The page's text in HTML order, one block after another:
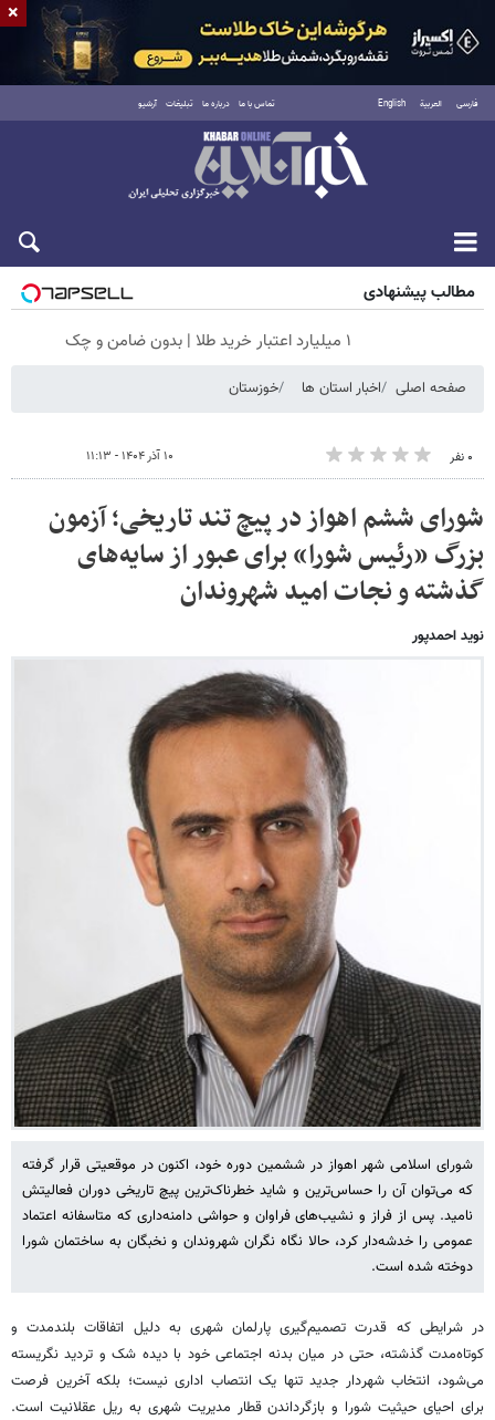
فارسی العربية English تماس با ما درباره ما تبلیغات آرشیو
جمعه ۱۶ مرداد ۱۴۰۵
مطالب پیشنهادی
۱ میلیارد اعتبار خرید طلا | بدون ضامن و چک
صفحه اصلی اخبار استان ها خوزستان
۰ نفر ۱۰ آذر ۱۴۰۴ - ۱۱:۱۳
شورای ششم اهواز در پیچ تند تاریخی؛ آزمون
بزرگ «رئیس شورا» برای عبور از سایه‌های
گذشته و نجات امید شهروندان
نوید احمدپور
شورای اسلامی شهر اهواز در ششمین دوره خود، اکنون در موقعیتی قرار گرفته
که می‌توان آن را حساس‌ترین و شاید خطرناک‌ترین پیچ تاریخی دوران فعالیتش
نامید. پس از فراز و نشیب‌های فراوان و حواشی دامنه‌داری که متاسفانه اعتماد
عمومی را خدشه‌دار کرد، حالا نگاه نگران شهروندان و نخبگان به ساختمان شورا
دوخته شده است.
در شرایطی که قدرت تصمیم‌گیری پارلمان شهری به دلیل اتفاقات بلندمدت و
کوتاه‌مدت گذشته، حتی در میان بدنه اجتماعی خود با دیده شک و تردید نگریسته
می‌شود، انتخاب شهردار جدید تنها یک انتصاب اداری نیست؛ بلکه آخرین فرصت
برای احیای حیثیت شورا و بازگرداندن قطار مدیریت شهری به ریل عقلانیت است.
×